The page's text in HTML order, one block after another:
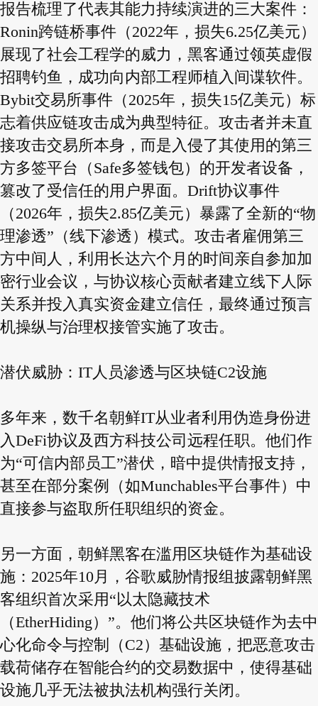
报告梳理了代表其能力持续演进的三大案件：
Ronin跨链桥事件（2022年，损失6.25亿美元）
展现了社会工程学的威力，黑客通过领英虚假
招聘钓鱼，成功向内部工程师植入间谍软件。
Bybit交易所事件（2025年，损失15亿美元）标
志着供应链攻击成为典型特征。攻击者并未直
接攻击交易所本身，而是入侵了其使用的第三
方多签平台（Safe多签钱包）的开发者设备，
篡改了受信任的用户界面。Drift协议事件
（2026年，损失2.85亿美元）暴露了全新的“物
理渗透”（线下渗透）模式。攻击者雇佣第三
方中间人，利用长达六个月的时间亲自参加加
密行业会议，与协议核心贡献者建立线下人际
关系并投入真实资金建立信任，最终通过预言
机操纵与治理权接管实施了攻击。
潜伏威胁：IT人员渗透与区块链C2设施
多年来，数千名朝鲜IT从业者利用伪造身份进
入DeFi协议及西方科技公司远程任职。他们作
为“可信内部员工”潜伏，暗中提供情报支持，
甚至在部分案例（如Munchables平台事件）中
直接参与盗取所任职组织的资金。
另一方面，朝鲜黑客在滥用区块链作为基础设
施：2025年10月，谷歌威胁情报组披露朝鲜黑
客组织首次采用“以太隐藏技术
（EtherHiding）”。他们将公共区块链作为去中
心化命令与控制（C2）基础设施，把恶意攻击
载荷储存在智能合约的交易数据中，使得基础
设施几乎无法被执法机构强行关闭。